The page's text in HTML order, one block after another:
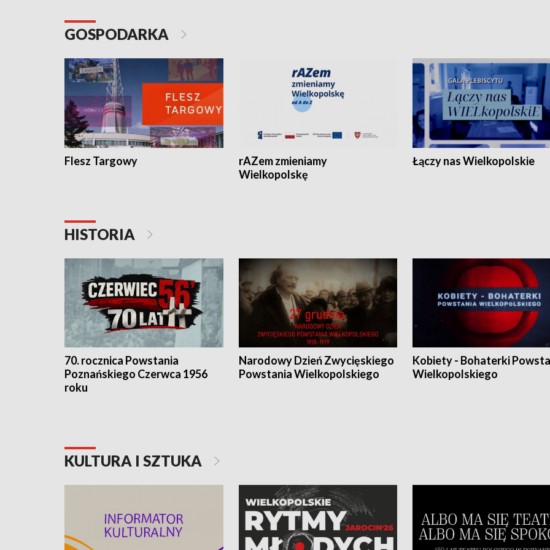
GOSPODARKA
Flesz Targowy
rAZem zmieniamy
Wielkopolskę
Łączy nas Wielkopolskie
HISTORIA
70. rocznica Powstania
Poznańskiego Czerwca 1956
roku
Narodowy Dzień Zwycięskiego
Powstania Wielkopolskiego
Kobiety - Bohaterki
Wielkopolskiego
KULTURA I SZTUKA